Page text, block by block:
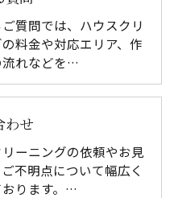
質問では、ハウスクリ
料金や対応エリア、作
流れなどを…
わせ
ーニングの依頼やお見
不明点について幅広く
ります。…